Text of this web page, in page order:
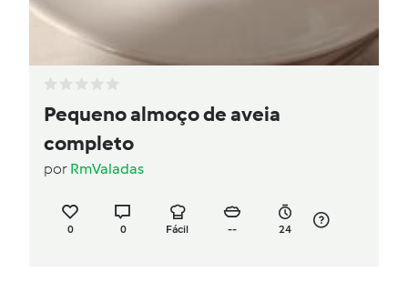
Pequeno almoço de aveia
completo
por RmValadas
0 0 Fácil -- 24